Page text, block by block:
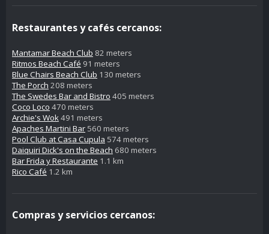
Restaurantes y cafés cercanos:
Mantamar Beach Club 82 meters
Ritmos Beach Café 91 meters
Blue Chairs Beach Club 130 meters
The Porch 208 meters
The Swedes Bar and Bistro 405 meters
Coco Loco 470 meters
Archie's Wok491 meters
Apaches Martini Bar 560 meters
Pool Club at Casa Cupula 574 meters
Daiquiri Dick's on the Beach 680 meters
Bar Frida y Restaurante 1.1 km
Rico Café 1.2 km
Compras y servicios cercanos: